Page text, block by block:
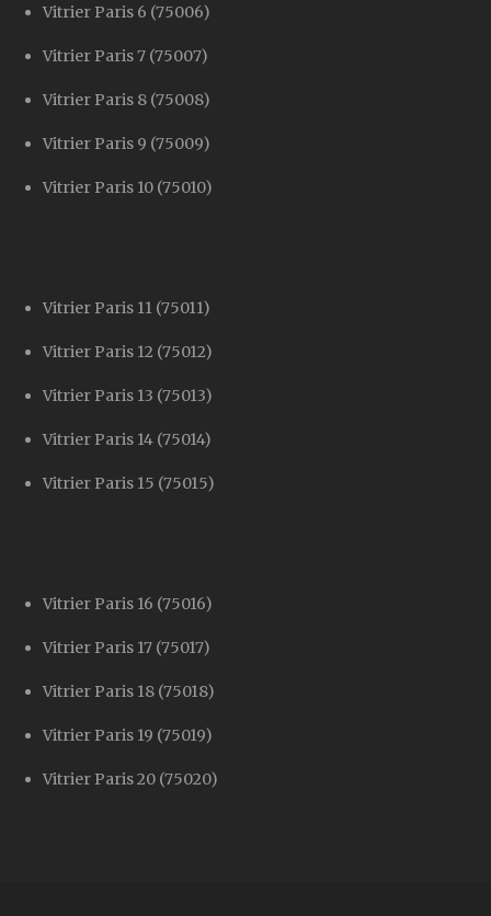
Vitrier Paris 6 (75006)
Vitrier Paris 7 (75007)
Vitrier Paris 8 (75008)
Vitrier Paris 9 (75009)
Vitrier Paris 10 (75010)
Vitrier Paris 11 (75011)
Vitrier Paris 12 (75012)
Vitrier Paris 13 (75013)
Vitrier Paris 14 (75014)
Vitrier Paris 15 (75015)
Vitrier Paris 16 (75016)
Vitrier Paris 17 (75017)
Vitrier Paris 18 (75018)
Vitrier Paris 19 (75019)
Vitrier Paris 20 (75020)